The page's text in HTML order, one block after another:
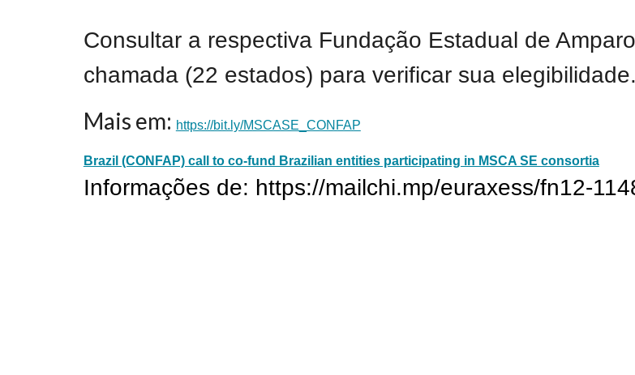
Consultar a respectiva Fundação Estadual de
chamada (22 estados) para verificar sua elegibilidade.
Mais em: https://bit.ly/MSCASE_CONFAP
Brazil (CONFAP) call to co-fund Brazilian entities participating in MSCA SE consortia
Informações de: https://mailchi.mp/euraxess/fn12-